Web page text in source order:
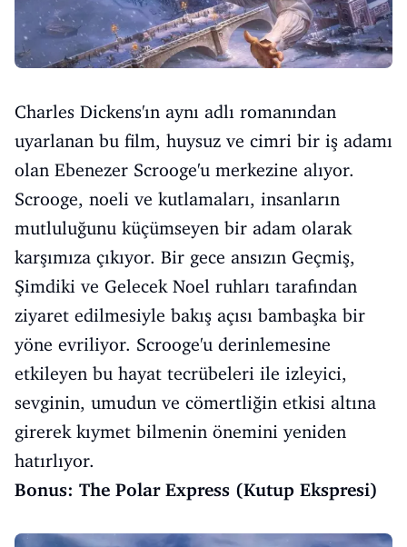
Charles Dickens'ın aynı adlı romanından
uyarlanan bu film, huysuz ve cimri bir iş adamı
olan Ebenezer Scrooge'u merkezine alıyor.
Scrooge, noeli ve kutlamaları, insanların
mutluluğunu küçümseyen bir adam olarak
karşımıza çıkıyor. Bir gece ansızın Geçmiş,
Şimdiki ve Gelecek Noel ruhları tarafından
ziyaret edilmesiyle bakış açısı bambaşka bir
yöne evriliyor. Scrooge'u derinlemesine
etkileyen bu hayat tecrübeleri ile izleyici,
sevginin, umudun ve cömertliğin etkisi altına
girerek kıymet bilmenin önemini yeniden
hatırlıyor.
Bonus: The Polar Express (Kutup Ekspresi)